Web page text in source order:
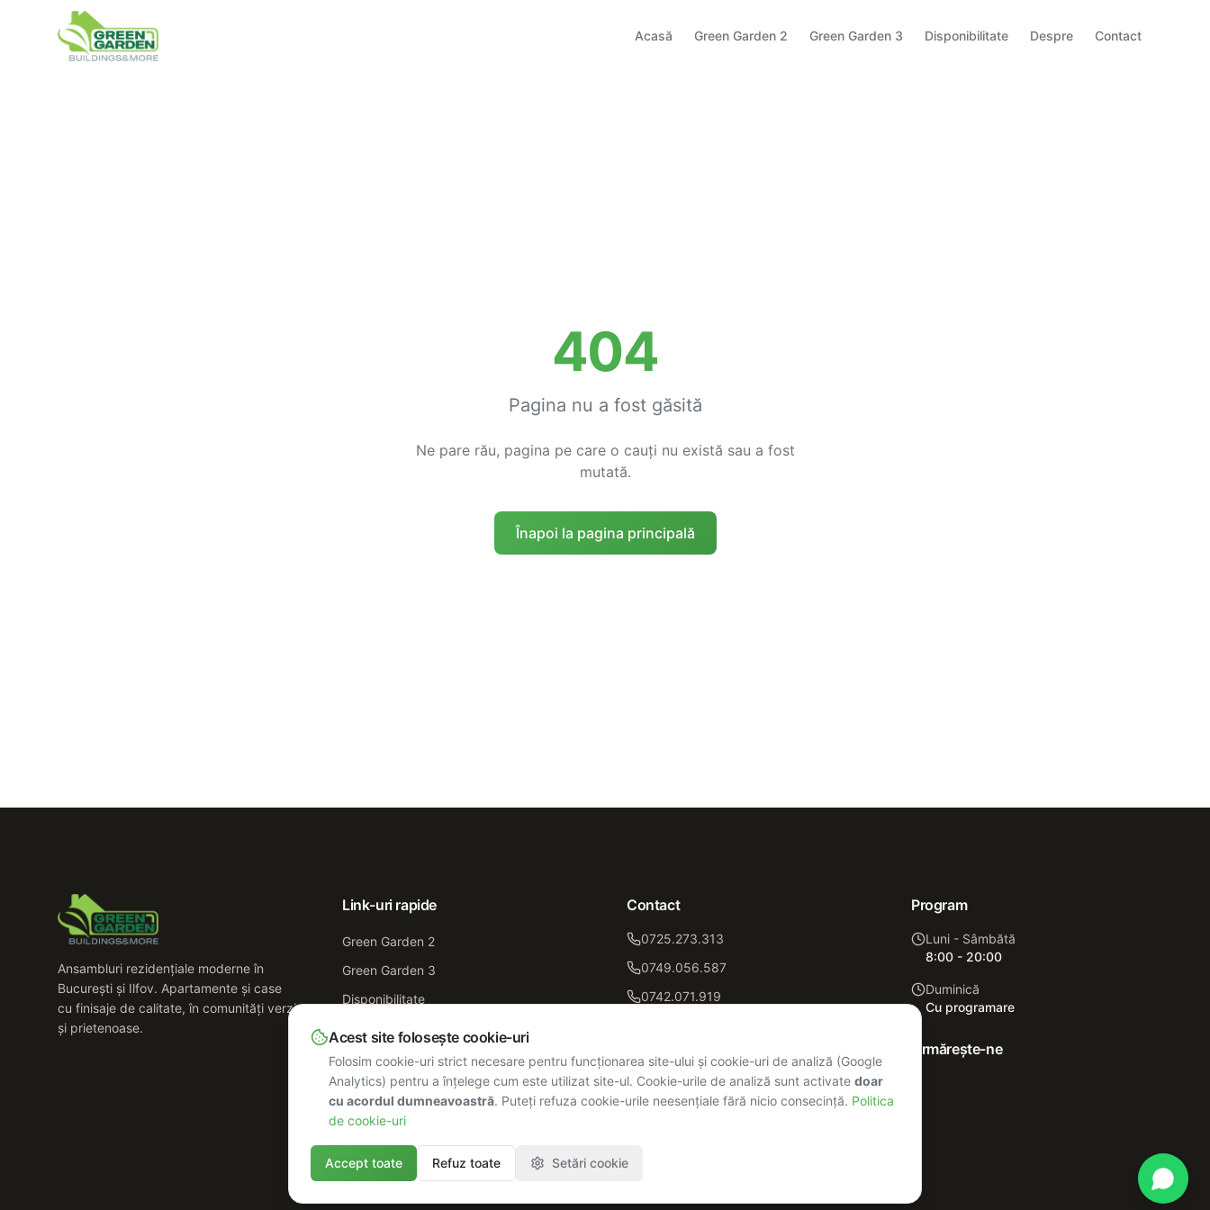
Acasă Green Garden 2 Green Garden 3 Disponibilitate Despre Contact
404
Pagina nu a fost găsită
Ne pare rău, pagina pe care o cauți nu există sau a fost
mutată.
Înapoi la pagina principală
Ansambluri rezidențiale moderne în
București și Ilfov. Apartamente și case
cu finisaje de calitate, în comunități verzi
și prietenoase.
Link-uri rapide
Green Garden 2
Green Garden 3
Disponibilitate
Despre noi
Contact
Contact
0725.273.313
0749.056.587
0742.071.919
Drumul Dealul Crișului nr. 34-38,
Sector 4, București
Program
Luni - Sâmbătă
8:00 - 20:00
Duminică
Cu programare
Urmărește-ne
Acest site folosește cookie-uri
Folosim cookie-uri strict necesare pentru funcționarea site-ului și cookie-uri de analiză (Google
Analytics) pentru a înțelege cum este utilizat site-ul. Cookie-urile de analiză sunt activate doar
cu acordul dumneavoastră. Puteți refuza cookie-urile neesențiale fără nicio consecință. Politica
de cookie-uri
Accept toate Refuz toate Setări cookie